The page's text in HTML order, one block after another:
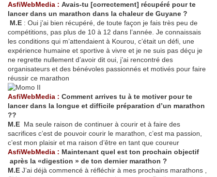
AsfiWebMedia : Avais-tu [correctement] récupéré pour te
lancer dans un marathon dans la chaleur de Guyane ?
M.E : Oui j’ai bien récupéré, de toute façon je fais très peu de
compétitions, pas plus de 10 à 12 dans l’année. Je connaissais
les conditions qui m’attendaient à Kourou, c’était un défi, une
expérience humaine et sportive à vivre et je ne suis pas déçu je
ne regrette nullement d’avoir dit oui, j’ai rencontré des
organisateurs et des bénévoles passionnés et motivés pour faire
réussir ce marathon
AsfiWebMedia : Comment arrives tu à te motiver pour te
lancer dans la longue et difficile préparation d’un marathon
??
M.E Ma seule raison de continuer à courir et à faire des
sacrifices c’est de pouvoir courir le marathon, c’est ma passion,
c’est mon plaisir et ma raison d’être en tant que coureur
AsfiWebMedia : Maintenant quel est ton prochain objectif
après la «digestion » de ton dernier marathon ?
M.E J’ai déjà commencé à réfléchir à mes prochains marathons ,